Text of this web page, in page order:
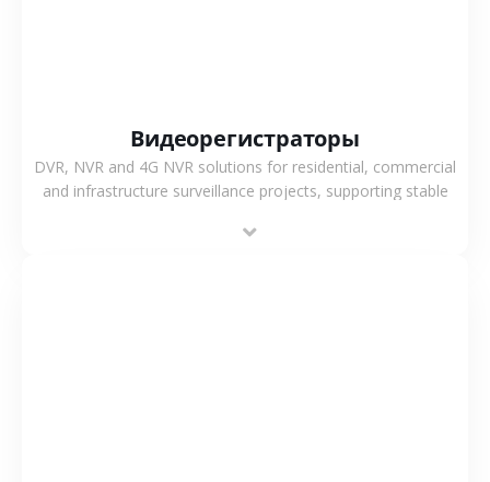
Видеорегистраторы
DVR, NVR and 4G NVR solutions for residential, commercial
and infrastructure surveillance projects, supporting stable